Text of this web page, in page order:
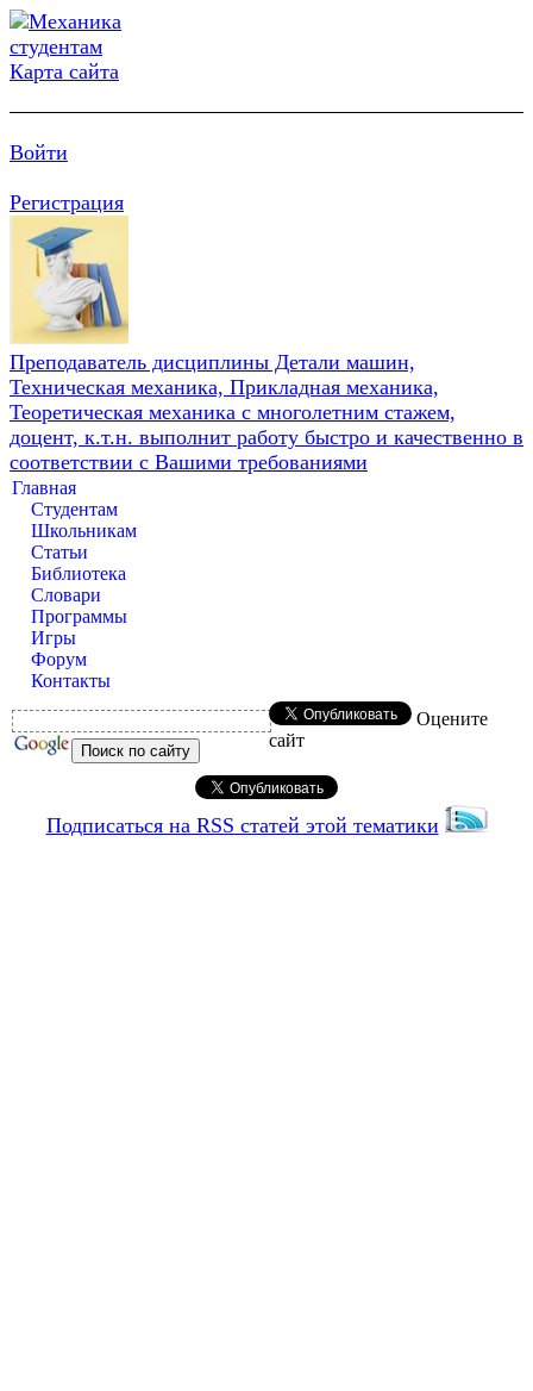
Карта сайта
Войти
Регистрация
Преподаватель дисциплины Детали машин,
Техническая механика, Прикладная механика,
Теоретическая механика с многолетним стажем,
доцент, к.т.н. выполнит работу быстро и качественно в
соответствии с Вашими требованиями
Главная
Студентам
Школьникам
Статьи
Библиотека
Словари
Программы
Игры
Форум
Контакты
Оцените
сайт
Подписаться на RSS статей этой тематики